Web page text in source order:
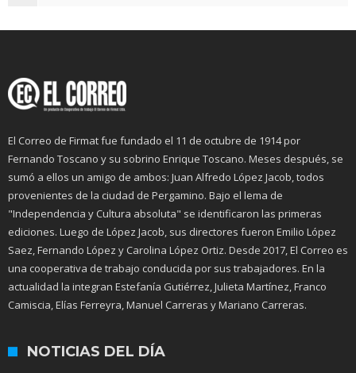
El Correo de Firmat fue fundado el 11 de octubre de 1914 por
Fernando Toscano y su sobrino Enrique Toscano. Meses después, se
sumó a ellos un amigo de ambos: Juan Alfredo López Jacob, todos
provenientes de la ciudad de Pergamino. Bajo el lema de
"Independencia y Cultura absoluta" se identificaron las primeras
ediciones. Luego de López Jacob, sus directores fueron Emilio López
Saez, Fernando López y Carolina López Ortiz. Desde 2017, El Correo es
una cooperativa de trabajo conducida por sus trabajadores. En la
actualidad la integran Estefanía Gutiérrez, Julieta Martínez, Franco
Camiscia, Elías Ferreyra, Manuel Carreras y Mariano Carreras.
NOTICIAS DEL DÍA